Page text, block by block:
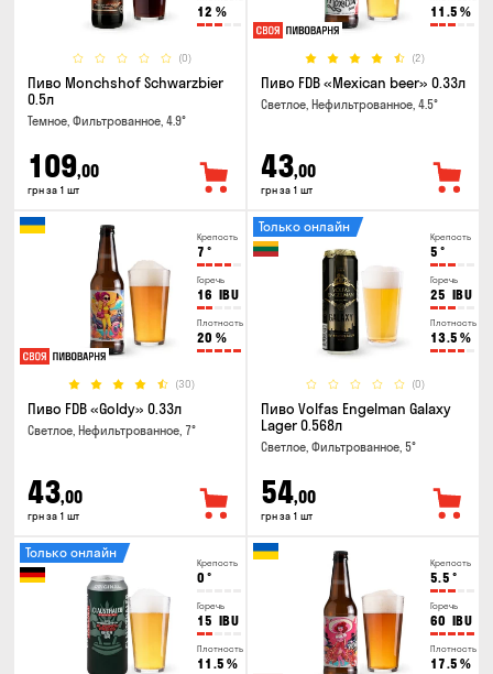
12 %
(0)
Пиво Monchshof Schwarzbier
0.5л
Темное, Фильтрованное, 4.9°
109,00
грн за 1 шт
11.5 %
(2)
Пиво FDB «Mexican beer» 0.33л
Светлое, Нефильтрованное, 4.5°
43,00
грн за 1 шт
Крепость
7 °
Горечь
16 IBU
Плотность
20 %
(30)
Пиво FDB «Goldy» 0.33л
Светлое, Нефильтрованное, 7°
43,00
грн за 1 шт
Крепость
5 °
Горечь
25 IBU
Плотность
13.5 %
(0)
Только онлайн
Пиво Volfas Engelman Galaxy
Lager 0.568л
Светлое, Фильтрованное, 5°
54,00
грн за 1 шт
Крепость
0 °
Горечь
15 IBU
Плотность
11.5 %
Только онлайн
Крепость
5.5 °
Горечь
60 IBU
Плотность
17.5 %